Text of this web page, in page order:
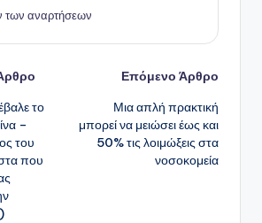
των αναρτήσεων
το
–
του
που
Επόμενο Άρθρο
Μια απλή πρακτική
μπορεί να μειώσει έως και
50% τις λοιμώξεις στα
νοσοκομεία